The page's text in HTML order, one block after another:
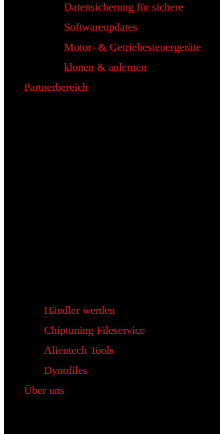
Datensicherung für sichere
Softwareupdates
Motor- & Getriebesteuergeräte
klonen & anlernen
Partnerbereich
Händler werden
Chiptuning Fileservice
Alientech Tools
Dynofiles
Über uns